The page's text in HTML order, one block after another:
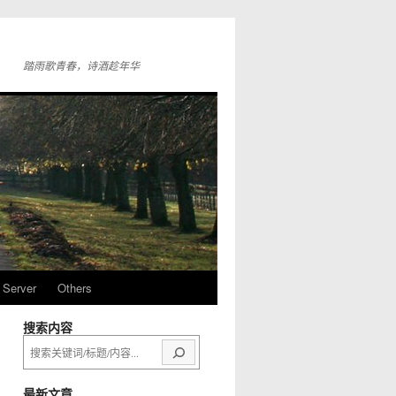
踏雨歌青春，诗酒趁年华
Server Others
搜索内容
索